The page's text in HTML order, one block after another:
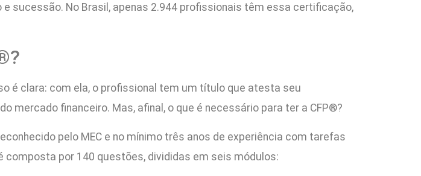
sucessão. No Brasil, apenas 2.944 profissionais têm essa certificação,
é clara: com ela, o profissional tem um título que atesta seu
financeiro. Mas, afinal, o que é necessário para ter a CFP®?
pelo MEC e no mínimo três anos de experiência com tarefas
por 140 questões, divididas em seis módulos: